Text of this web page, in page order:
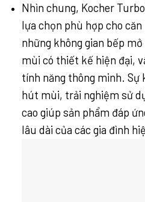
Nhìn chung, Kocher
lựa chọn phù hợp cho
những không gian bếp
mùi có thiết kế hiện đại,
tính năng thông minh.
hút mùi, trải nghiệm sử
cao giúp sản phẩm đáp
lâu dài của các gia đình